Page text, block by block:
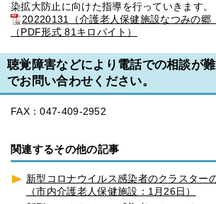
染拡大防止に向けた指導を行っていきます。
20220131（介護老人保健施設なつみの
（PDF形式 81キロバイト）
聴覚障害などにより電話での相談が
でお問い合わせください。
FAX：047-409-2952
関連するその他の記事
新型コロナウイルス感染者のクラスター
（市内介護老人保健施設：1月26日）